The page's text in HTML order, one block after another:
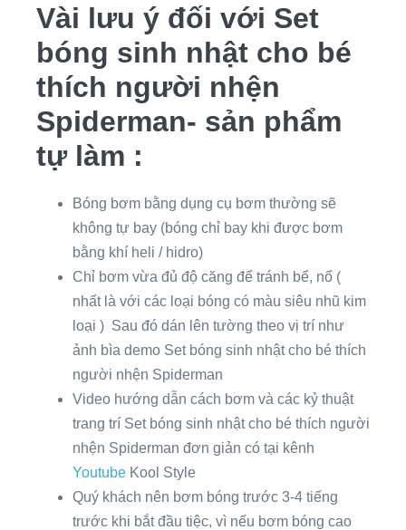
Vài lưu ý đối với Set
bóng sinh nhật cho bé
thích người nhện
Spiderman- sản phẩm
tự làm :
Bóng bơm bằng dụng cụ bơm thường sẽ
không tự bay (bóng chỉ bay khi được bơm
bằng khí heli / hidro)
Chỉ bơm vừa đủ độ căng để tránh bể, nổ (
nhất là với các loại bóng có màu siêu nhũ kim
loại ) Sau đó dán lên tường theo vị trí như
ảnh bìa demo Set bóng sinh nhật cho bé thích
người nhện Spiderman
Video hướng dẫn cách bơm và các kỷ thuật
trang trí Set bóng sinh nhật cho bé thích người
nhện Spiderman đơn giản có tại kênh
Youtube Kool Style
Quý khách nên bơm bóng trước 3-4 tiếng
trước khi bắt đầu tiệc, vì nếu bơm bóng cao